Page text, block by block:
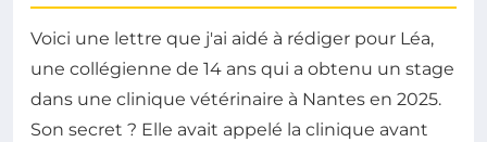
Voici une lettre que j'ai aidé à rédiger pour Léa,
une collégienne de 14 ans qui a obtenu un stage
dans une clinique vétérinaire à Nantes en 2025.
Son secret ? Elle avait appelé la clinique avant